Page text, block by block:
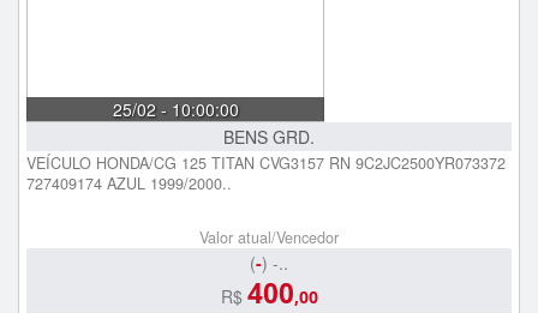
25/02 - 10:00:00
BENS GRD.
VEÍCULO HONDA/CG 125 TITAN CVG3157 RN 9C2JC2500YR073372
727409174 AZUL 1999/2000..
Valor atual/Vencedor
(-) -..
R$ 400,00